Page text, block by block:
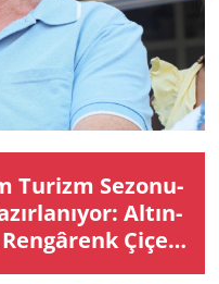
Tu­rizm Se­zo­nu­
Al­tın­
Çi­çek­